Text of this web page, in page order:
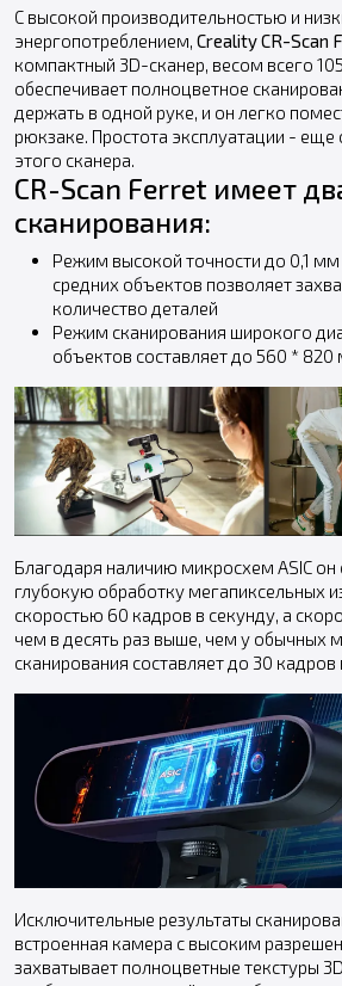
С высокой производительностью и
энергопотреблением, Creality CR-Scan
компактный 3D-сканер, весом всего
обеспечивает полноцветное
держать в одной руке, и он легко
рюкзаке. Простота эксплуатации -
этого сканера.
CR-Scan Ferret имеет
сканирования:
Режим высокой точности до 0,1
средних объектов позволяет
количество деталей
Режим сканирования широкого
объектов составляет до 560 * 820
Благодаря наличию микросхем ASIC он
глубокую обработку мегапиксельных
скоростью 60 кадров в секунду, а
чем в десять раз выше, чем у обычных
сканирования составляет до 30 кадров
Исключительные результаты
встроенная камера с высоким
захватывает полноцветные текстуры